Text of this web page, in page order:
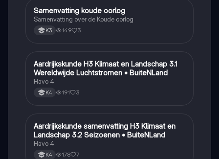
Geschiedenis
Samenvatting koude oorlog
Samenvatting over de Koude oorlog
K3 149 3
Aardrijkskunde
Aardrijkskunde H3 Klimaat en Landschap 3.1
Wereldwijde Luchtstromen • BuiteNLand
Havo 4
K4 191 3
Aardrijkskunde
Aardrijkskunde samenvatting H3 Klimaat en
Landschap 3.2 Seizoenen • BuiteNLand
Havo 4
K4 178 7